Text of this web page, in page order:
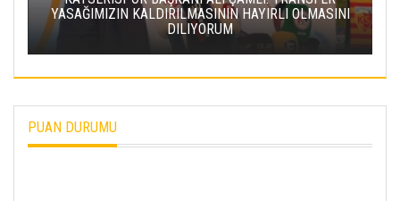
VALI GÖKMEN ÇIÇEK, ERVA SPOR KULÜPLERININ
HAMILERIYLE BIR ARAYA GELDI
PUAN DURUMU